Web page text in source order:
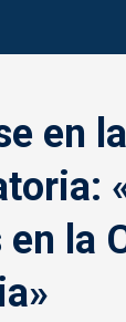
en la
en la